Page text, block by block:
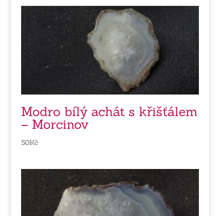
Modro bílý achát s křišťálem
– Morcinov
50Kč